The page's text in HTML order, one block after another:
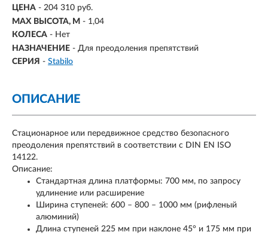
ЦЕНА - 204 310 руб.
MAX ВЫСОТА, М - 1,04
КОЛЕСА - Нет
НАЗНАЧЕНИЕ - Для преодоления препятствий
СЕРИЯ - Stabilo
ОПИСАНИЕ
Стационарное или передвижное средство безопасного
преодоления препятствий в соответствии с DIN EN ISO
14122.
Описание:
Стандартная длина платформы: 700 мм, по запросу
удлинение или расширение
Ширина ступеней: 600 – 800 – 1000 мм (рифленый
алюминий)
Длина ступеней 225 мм при наклоне 45° и 175 мм при